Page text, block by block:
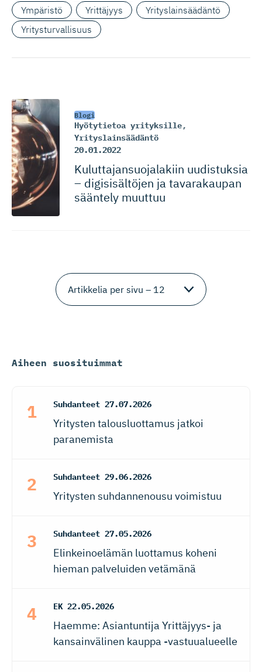
Ympäristö
Yrittäjyys
Yrityslainsäädäntö
Yritysturvallisuus
Blogi
Hyötytietoa yrityksille,
Yrityslainsäädäntö
20.01.2022
Kuluttajan­suo­ja­lakiin uudistuksia
– digisisältöjen ja tavarakaupan
sääntely muuttuu
Aiheen suosituimmat
Suhdanteet 27.07.2026
Yritysten talousluottamus jatkoi
paranemista
Suhdanteet 29.06.2026
Yritysten suhdannenousu voimistuu
Suhdanteet 27.05.2026
Elinkeinoelämän luottamus koheni
hieman palveluiden vetämänä
EK 22.05.2026
Haemme: Asiantuntija Yrittäjyys- ja
kansainvälinen kauppa -vastuualueelle